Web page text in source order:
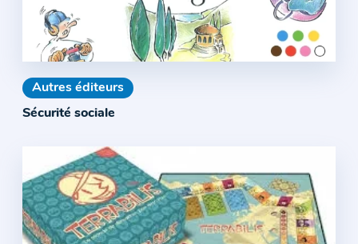
Autres éditeurs
Sécurité sociale